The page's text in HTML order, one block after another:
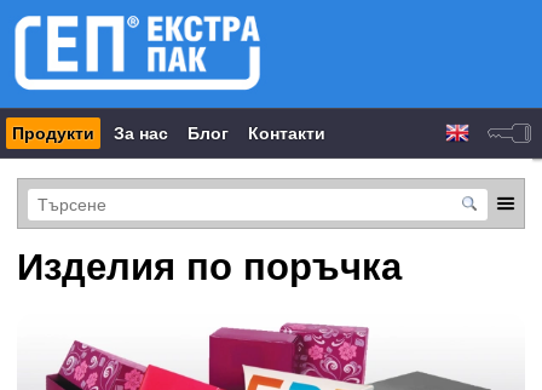
Продукти За нас Блог Контакти
Изделия по поръчка